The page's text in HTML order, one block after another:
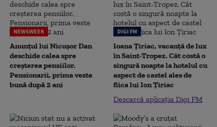
NEWSWEEK
Anunțul lui Nicușor Dan
deschide calea spre
creșterea pensiilor.
Pensionarii, prima veste
bună după 2 ani
DIGI FM
Ioana Țiriac, vacanță de lux
în Saint-Tropez. Cât costă o
singură noapte la hotelul cu
aspect de castel ales de
fiica lui Ion Țiriac
Descarcă aplicația Digi FM